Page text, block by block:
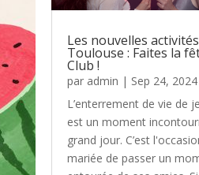
Les nouvelles activités
Toulouse : Faites la
Club !
par admin | Sep 24, 2024
L’enterrement de vie de
est un moment
grand jour. C’est
mariée de passer un